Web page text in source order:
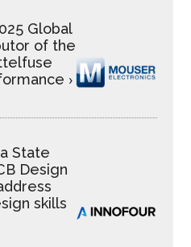
Global
of the
›
State
Design
skills